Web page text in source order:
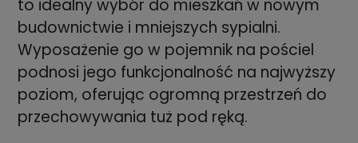
to idealny wybór do mieszkań w nowym
budownictwie i mniejszych sypialni.
Wyposażenie go w pojemnik na pościel
podnosi jego funkcjonalność na najwyższy
poziom, oferując ogromną przestrzeń do
przechowywania tuż pod ręką.